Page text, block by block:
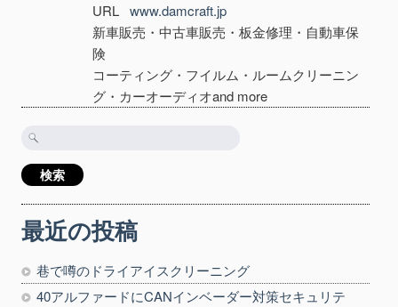
URL www.damcraft.jp
新車販売・中古車販売・板金修理・自動車保
険
コーティング・フイルム・ルームクリーニン
グ・カーオーディオand more
検
最近の投稿
巷で噂のドライアイスクリーニング
40アルファードにCANインベーダー対策セキュリテ